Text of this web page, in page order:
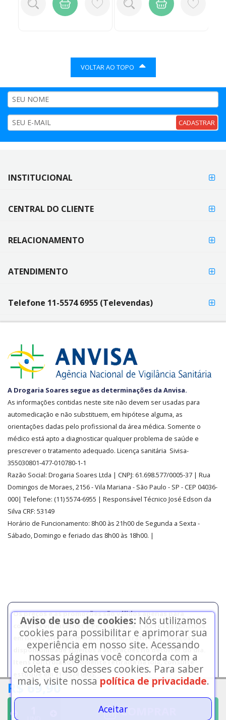
R$ 69,90
COMPRAR
VOLTAR AO TOPO
CADASTRAR
FORMAS
FORMAS DE
PAGAMENTO
INSTITUCIONAL
CENTRAL DO CLIENTE
RELACIONAMENTO
ATENDIMENTO
Telefone 11-5574 6955 (Televendas)
A Drogaria Soares segue as determinações da Anvisa.
As informações contidas neste site não devem ser usadas para
automedicação e não substituem, em hipótese alguma, as
orientações dadas pelo profissional da área médica. Somente o
médico está apto a diagnosticar qualquer problema de saúde e
prescrever o tratamento adequado. Licença sanitária Sivisa-
355030801-477-010780-1-1
Razão Social: Drogaria Soares Ltda | CNPJ: 61.698.577/0005-37 | Rua
Domingos de Moraes, 2156-Vila Mariana - São Paulo - SP - CEP 04036-
000| Telefone: (11)5574-6955 | Responsável Técnico José Edson da
Silva CRF: 53149
Horário de Funcionamento: 8h00 às 21h00 de Segunda a Sexta -
Sábado, Domingo e feriado das 8h00 às 18h00. |
Os preços e as promoções são válidos apenas para
compras via internet e Pessoa Física. | As fotos contidas
em nosso site são meramente ilustrativas. | *Preços e
disponibilidade sujeitos a alterações no decorrer do dia.
Itens controlados somente retirada na loja, consulte
estoque em 11-5574 6955.
Copyright © 2026 Drogarias Soares - Todos os direitos reservados.
Aviso de uso de cookies: Nós utilizamos
cookies para possibilitar e aprimorar sua
experiência em nosso site. Acessando
nossas páginas você concorda com a
coleta e uso desses cookies. Para saber
mais, visite nossa política de privacidade.
Aceitar